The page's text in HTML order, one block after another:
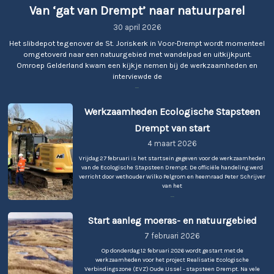
Van ‘gat van Drempt’ naar natuurparel
30 april 2026
Het slibdepot tegenover de St. Joriskerk in Voor-Drempt wordt momenteel
omgetoverd naar een natuurgebied met wandelpad en uitkijkpunt.
Omroep Gelderland kwam een kijkje nemen bij de werkzaamheden en
interviewde de
...Van
Drempt’
natuurparel
Werkzaamheden
Ecologische
Stapsteen
Drempt
van
start
Werkzaamheden Ecologische Stapsteen
Drempt van start
4 maart 2026
Vrijdag 27 februari is het startsein gegeven voor de werkzaamheden
van de Ecologische Stapsteen Drempt. De officiële handeling werd
verricht door wethouder Wilko Pelgrom en heemraad Peter Schrijver
van het
...Werkzaamheden
Drempt
van
start
Start
aanleg
moeras-
en
Start aanleg moeras- en natuurgebied
7 februari 2026
Op donderdag 12 februari 2026 wordt gestart met de
werkzaamheden voor het project Realisatie Ecologische
Verbindingszone (EVZ) Oude IJssel - stapsteen Drempt. Na vele